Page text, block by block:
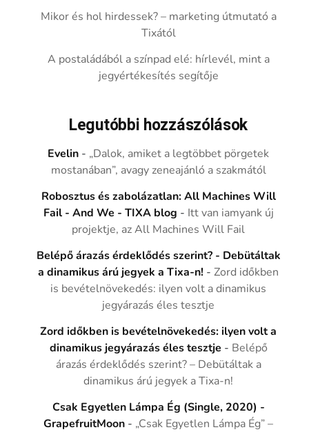
Mikor és hol hirdessek? – marketing útmutató a
Tixától
A postaládából a színpad elé: hírlevél, mint a
jegyértékesítés segítője
Legutóbbi hozzászólások
Evelin - „Dalok, amiket a legtöbbet pörgetek
mostanában”, avagy zeneajánló a szakmától
Robosztus és zabolázatlan: All Machines Will
Fail - And We - TIXA blog - Itt van iamyank új
projektje, az All Machines Will Fail
Belépő árazás érdeklődés szerint? - Debütáltak
a dinamikus árú jegyek a Tixa-n! -Zord időkben
is bevételnövekedés: ilyen volt a dinamikus
jegyárazás éles tesztje
Zord időkben is bevételnövekedés: ilyen volt a
dinamikus jegyárazás éles tesztje - Belépő
árazás érdeklődés szerint? – Debütáltak a
dinamikus árú jegyek a Tixa-n!
Csak Egyetlen Lámpa Ég (Single, 2020) -
GrapefruitMoon - „Csak Egyetlen Lámpa Ég” –